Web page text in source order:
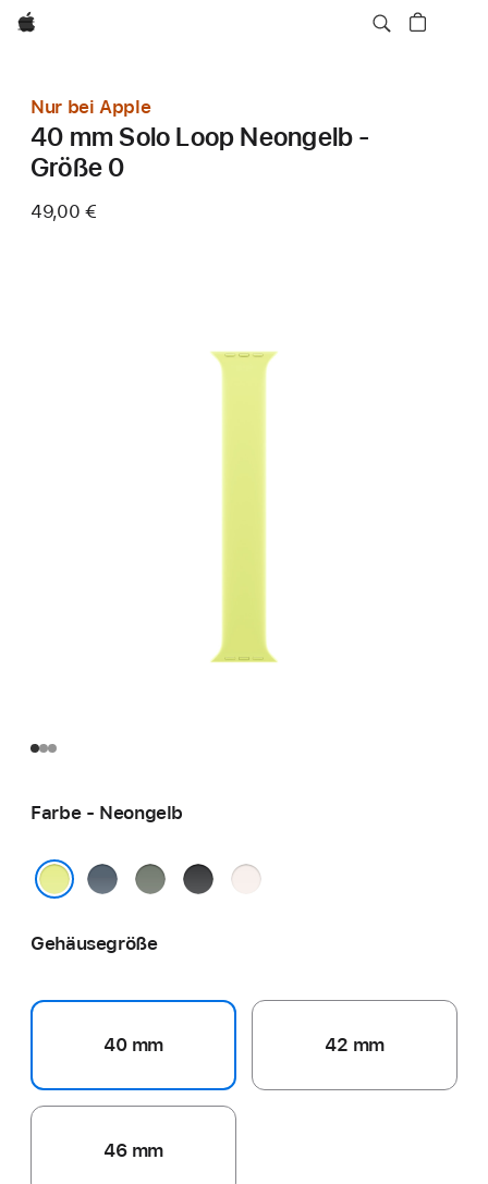
Apple
Nur bei Apple
40 mm Solo Loop Neongelb -
Größe 0
49,00 €
Farbe - Neongelb
MaritimblauGrüngrauSchwarzBlassrosa
Gehäusegröße
40 mm 42 mm
46 mm